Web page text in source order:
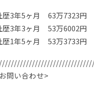
3年5ヶ月 63万7323円
3年3ヶ月 53万6002円
1年5ヶ月 53万3733円
問い合わせ>